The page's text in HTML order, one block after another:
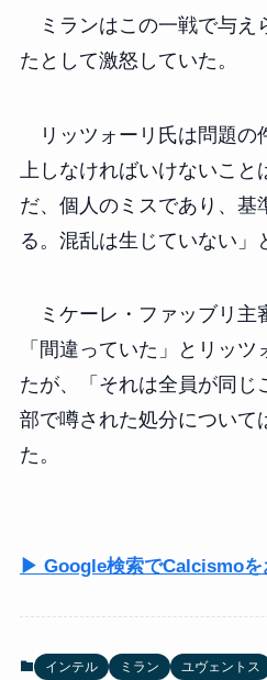
ミランはこの一戦で与え
たとして激怒していた。
リッツォーリ氏は問題の
上しなければいけないこ
だ、個人のミスであり、基
る。混乱は生じていない」
ミケーレ・ファッブリ主
「間違っていた」とリッ
たが、「それは全員が同じ
部で噂された処分について
た。
▶ Google検索でCalcismoを
インテル ミラン ユヴェントス